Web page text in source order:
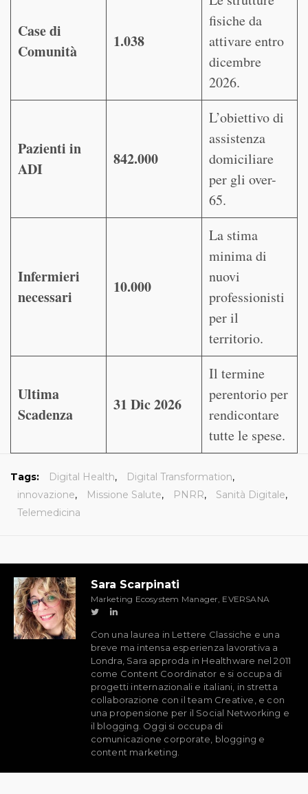
Case di
Comunità
1.038
fisiche da
attivare entro
dicembre
2026.
Pazienti in
ADI
842.000
L’obiettivo di
assistenza
domiciliare
per gli over-
65.
Infermieri
necessari
10.000
La stima
minima di
nuovi
professionisti
per il
territorio.
Ultima
Scadenza
31 Dic 2026
Il termine
perentorio per
rendicontare
tutte le spese.
Tags: Digital Health, Digital Transformation,
innovazione, Missione Salute, PNRR, Sanità Digitale,
Telemedicina
Sara Scarpinati
Marketing Ecosystem Manager, EVERSANA
Con una laurea in Lettere Classiche e una
breve ma intensa esperienza lavorativa a
Londra, Sara approda in Healthware nel 2011
come Content Coordinator e si occupa di
progetti internazionali e italiani, in stretta
collaborazione con il team Creative, e con
una propensione per il Social Networking e
il blogging. Oggi si occupa di
comunicazione corporate, blogging e
content marketing.